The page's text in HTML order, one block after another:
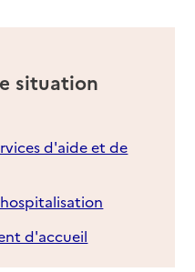
situation
d'aide et de
d'accueil